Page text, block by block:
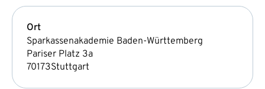
Ort
Sparkassenakademie Baden-Württemberg
Pariser Platz 3a
70173Stuttgart